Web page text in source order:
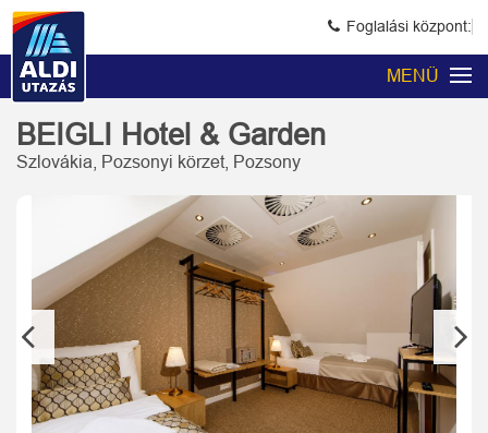
Foglalási központ:
MENÜ
BEIGLI Hotel & Garden
Szlovákia, Pozsonyi körzet, Pozsony
Previous Next